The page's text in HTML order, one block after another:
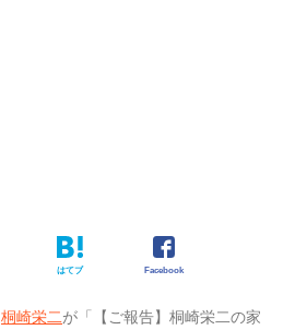
はてブ Facebook
桐崎栄二が「【ご報告】桐崎栄二の家